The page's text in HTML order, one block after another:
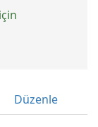
Düzenle